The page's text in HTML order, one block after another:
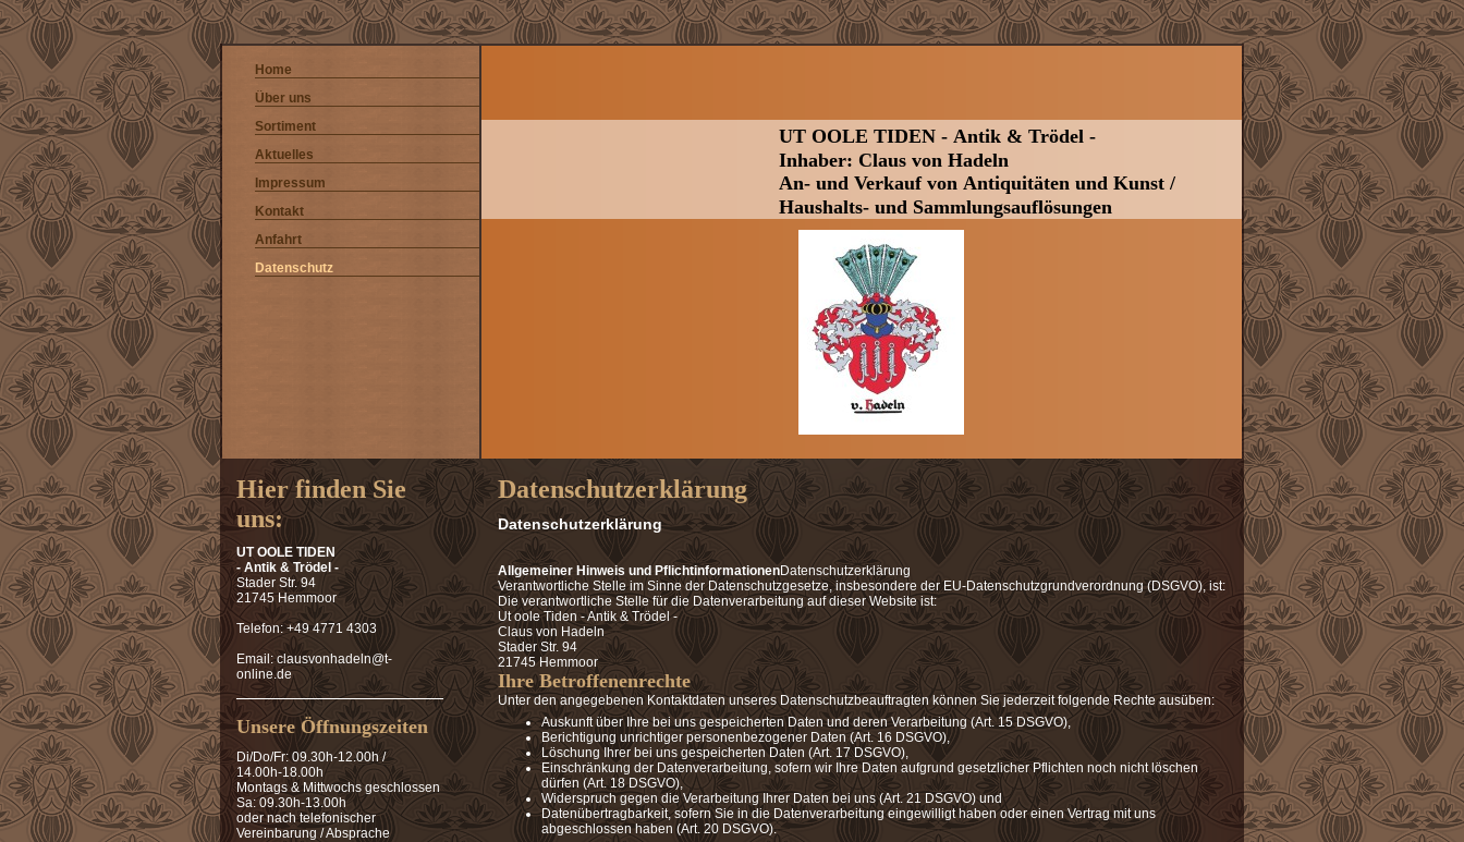
Home
Über uns
Sortiment
Aktuelles
Impressum
Kontakt
Anfahrt
Datenschutz
UT OOLE TIDEN - Antik & Trödel -
Inhaber: Claus von Hadeln
An- und Verkauf von Antiquitäten und Kunst /
Haushalts- und Sammlungsauflösungen
Datenschutzerklärung
Datenschutzerklärung
Allgemeiner Hinweis und PflichtinformationenDatenschutzerklärung
Verantwortliche Stelle im Sinne der Datenschutzgesetze, insbesondere der EU-Datenschutzgrundverordnung (DSGVO), ist:
Die verantwortliche Stelle für die Datenverarbeitung auf dieser Website ist:
Ut oole Tiden - Antik & Trödel -
Claus von Hadeln
Stader Str. 94
21745 Hemmoor
Ihre Betroffenenrechte
Unter den angegebenen Kontaktdaten unseres Datenschutzbeauftragten können Sie jederzeit folgende Rechte ausüben:
Auskunft über Ihre bei uns gespeicherten Daten und deren Verarbeitung (Art. 15 DSGVO),
Berichtigung unrichtiger personenbezogener Daten (Art. 16 DSGVO),
Löschung Ihrer bei uns gespeicherten Daten (Art. 17 DSGVO),
Einschränkung der Datenverarbeitung, sofern wir Ihre Daten aufgrund gesetzlicher Pflichten noch nicht löschen
dürfen (Art. 18 DSGVO),
Widerspruch gegen die Verarbeitung Ihrer Daten bei uns (Art. 21 DSGVO) und
Datenübertragbarkeit, sofern Sie in die Datenverarbeitung eingewilligt haben oder einen Vertrag mit uns
abgeschlossen haben (Art. 20 DSGVO).
Hier finden Sie
uns:
UT OOLE TIDEN
- Antik & Trödel -
Stader Str. 94
21745 Hemmoor
Telefon: +49 4771 4303
Email: clausvonhadeln@t-
online.de
Unsere Öffnungszeiten
Di/Do/Fr: 09.30h-12.00h /
14.00h-18.00h
Montags & Mittwochs geschlossen
Sa: 09.30h-13.00h
oder nach telefonischer
Vereinbarung / Absprache